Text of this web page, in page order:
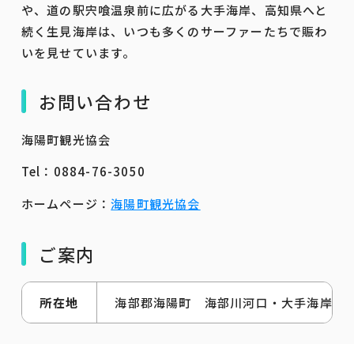
や、道の駅宍喰温泉前に広がる大手海岸、高知県へと
続く生見海岸は、いつも多くのサーファーたちで賑わ
いを見せています。
お問い合わせ
海陽町観光協会
Tel：0884-76-3050
ホームページ：海陽町観光協会
ご案内
所在地 海部郡海陽町 海部川河口・大手海岸